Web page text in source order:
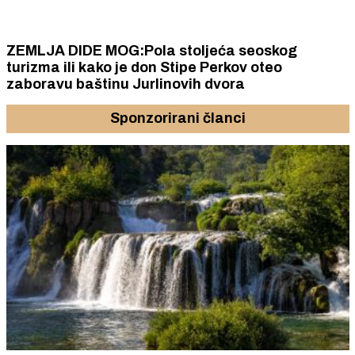
ZEMLJA DIDE MOG:Pola stoljeća seoskog
turizma ili kako je don Stipe Perkov oteo
zaboravu baštinu Jurlinovih dvora
Sponzorirani članci